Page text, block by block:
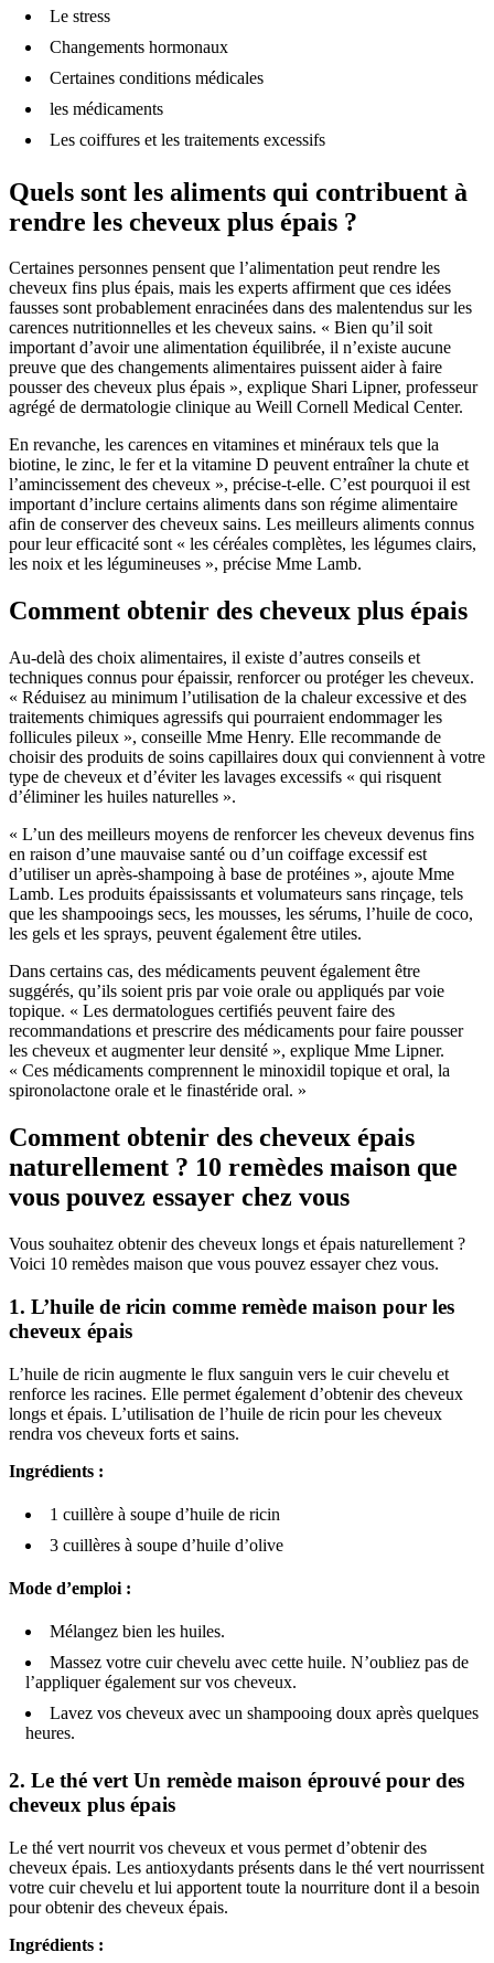
Le stress
Changements hormonaux
Certaines conditions médicales
les médicaments
Les coiffures et les traitements excessifs
Quels sont les aliments qui contribuent à
rendre les cheveux plus épais ?
Certaines personnes pensent que l’alimentation peut rendre les
cheveux fins plus épais, mais les experts affirment que ces idées
fausses sont probablement enracinées dans des malentendus sur les
carences nutritionnelles et les cheveux sains. « Bien qu’il soit
important d’avoir une alimentation équilibrée, il n’existe aucune
preuve que des changements alimentaires puissent aider à faire
pousser des cheveux plus épais », explique Shari Lipner, professeur
agrégé de dermatologie clinique au Weill Cornell Medical Center.
En revanche, les carences en vitamines et minéraux tels que la
biotine, le zinc, le fer et la vitamine D peuvent entraîner la chute et
l’amincissement des cheveux », précise-t-elle. C’est pourquoi il est
important d’inclure certains aliments dans son régime alimentaire
afin de conserver des cheveux sains. Les meilleurs aliments connus
pour leur efficacité sont « les céréales complètes, les légumes clairs,
les noix et les légumineuses », précise Mme Lamb.
Comment obtenir des cheveux plus épais
Au-delà des choix alimentaires, il existe d’autres conseils et
techniques connus pour épaissir, renforcer ou protéger les cheveux.
« Réduisez au minimum l’utilisation de la chaleur excessive et des
traitements chimiques agressifs qui pourraient endommager les
follicules pileux », conseille Mme Henry. Elle recommande de
choisir des produits de soins capillaires doux qui conviennent à votre
type de cheveux et d’éviter les lavages excessifs « qui risquent
d’éliminer les huiles naturelles ».
« L’un des meilleurs moyens de renforcer les cheveux devenus fins
en raison d’une mauvaise santé ou d’un coiffage excessif est
d’utiliser un après-shampoing à base de protéines », ajoute Mme
Lamb. Les produits épaississants et volumateurs sans rinçage, tels
que les shampooings secs, les mousses, les sérums, l’huile de coco,
les gels et les sprays, peuvent également être utiles.
Dans certains cas, des médicaments peuvent également être
suggérés, qu’ils soient pris par voie orale ou appliqués par voie
topique. « Les dermatologues certifiés peuvent faire des
recommandations et prescrire des médicaments pour faire pousser
les cheveux et augmenter leur densité », explique Mme Lipner.
« Ces médicaments comprennent le minoxidil topique et oral, la
spironolactone orale et le finastéride oral. »
Comment obtenir des cheveux épais
naturellement ? 10 remèdes maison que
vous pouvez essayer chez vous
Vous souhaitez obtenir des cheveux longs et épais naturellement ?
Voici 10 remèdes maison que vous pouvez essayer chez vous.
1. L’huile de ricin comme remède maison pour les
cheveux épais
L’huile de ricin augmente le flux sanguin vers le cuir chevelu et
renforce les racines. Elle permet également d’obtenir des cheveux
longs et épais. L’utilisation de l’huile de ricin pour les cheveux
rendra vos cheveux forts et sains.
Ingrédients :
1 cuillère à soupe d’huile de ricin
3 cuillères à soupe d’huile d’olive
Mode d’emploi :
Mélangez bien les huiles.
Massez votre cuir chevelu avec cette huile. N’oubliez pas de
l’appliquer également sur vos cheveux.
Lavez vos cheveux avec un shampooing doux après quelques
heures.
2. Le thé vert Un remède maison éprouvé pour des
cheveux plus épais
Le thé vert nourrit vos cheveux et vous permet d’obtenir des
cheveux épais. Les antioxydants présents dans le thé vert nourrissent
votre cuir chevelu et lui apportent toute la nourriture dont il a besoin
pour obtenir des cheveux épais.
Ingrédients :